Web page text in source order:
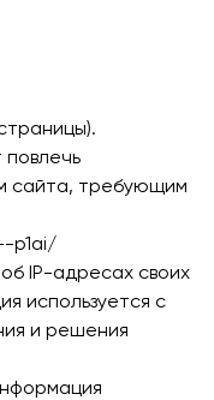
сайта, требующим
p1ai/
IP-адресах своих
используется с
и решения